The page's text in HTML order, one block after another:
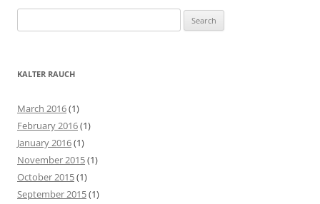
e
r
h
f
o
r
:
KALTER RAUCH
March 2016(1)
February 2016(1)
January 2016(1)
November 2015(1)
October 2015(1)
September 2015(1)